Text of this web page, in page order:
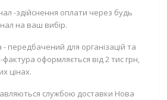
-здійснення оплати через будь
на ваш вибір.
- передбачений для організацій та
оформляється від 2 тис грн,
цінах.
службою доставки Нова